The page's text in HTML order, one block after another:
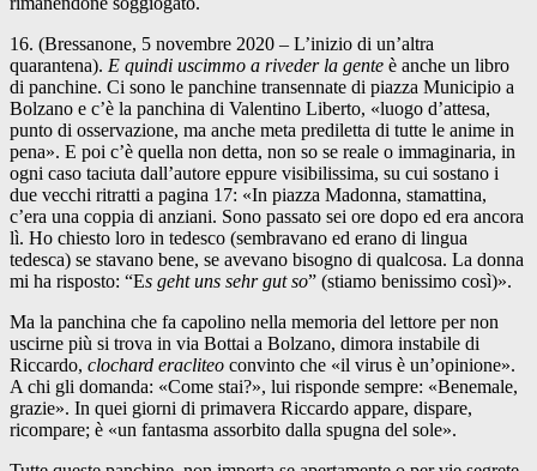
16. (Bressanone, 5 novembre 2020 – L’inizio di un’altra
quarantena). E quindi uscimmo a riveder la gente è anche un libro
di panchine. Ci sono le panchine transennate di piazza Municipio a
Bolzano e c’è la panchina di Valentino Liberto, «luogo d’attesa,
punto di osservazione, ma anche meta prediletta di tutte le anime in
pena». E poi c’è quella non detta, non so se reale o immaginaria, in
ogni caso taciuta dall’autore eppure visibilissima, su cui sostano i
due vecchi ritratti a pagina 17: «In piazza Madonna, stamattina,
c’era una coppia di anziani. Sono passato sei ore dopo ed era ancora
lì. Ho chiesto loro in tedesco (sembravano ed erano di lingua
tedesca) se stavano bene, se avevano bisogno di qualcosa. La donna
mi ha risposto: “Es geht uns sehr gut so” (stiamo benissimo così)».
Ma la panchina che fa capolino nella memoria del lettore per non
uscirne più si trova in via Bottai a Bolzano, dimora instabile di
Riccardo, clochard eracliteo convinto che «il virus è un’opinione».
A chi gli domanda: «Come stai?», lui risponde sempre: «Benemale,
grazie». In quei giorni di primavera Riccardo appare, dispare,
ricompare; è «un fantasma assorbito dalla spugna del sole».